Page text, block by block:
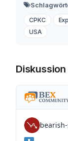
CPKC
USA
Diskussion